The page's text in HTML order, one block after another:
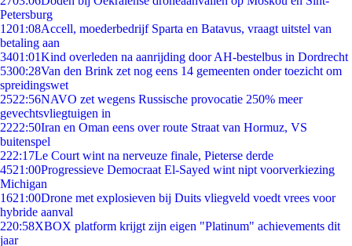
Petersburg
1201:08Accell, moederbedrijf Sparta en Batavus, vraagt uitstel van
betaling aan
3401:01Kind overleden na aanrijding door AH-bestelbus in Dordrecht
5300:28Van den Brink zet nog eens 14 gemeenten onder toezicht om
spreidingswet
2522:56NAVO zet wegens Russische provocatie 250% meer
gevechtsvliegtuigen in
2222:50Iran en Oman eens over route Straat van Hormuz, VS
buitenspel
222:17Le Court wint na nerveuze finale, Pieterse derde
4521:00Progressieve Democraat El-Sayed wint nipt voorverkiezing
Michigan
1621:00Drone met explosieven bij Duits vliegveld voedt vrees voor
hybride aanval
220:58XBOX platform krijgt zijn eigen "Platinum" achievements dit
jaar